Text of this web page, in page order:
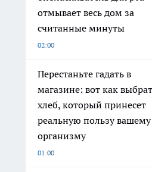
отмывает весь дом за
считанные минуты
02:00
Перестаньте гадать в
магазине: вот как
хлеб, который принесет
реальную пользу вашему
организму
01:00